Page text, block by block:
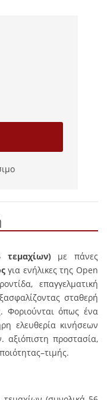
τεμαχίων)με πάνες
για ενήλικες της Open
επαγγελματική
σταθερή
Φοριούνται όπως ένα
ελευθερία κινήσεων
προστασία,